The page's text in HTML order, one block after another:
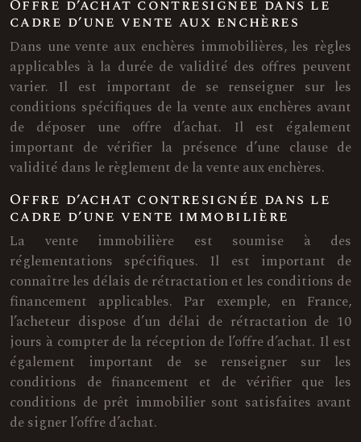
Offre d’achat contresignée dans le
cadre d’une vente aux enchères
Dans une vente aux enchères immobilières, les règles
applicables à la durée de validité des offres peuvent
varier. Il est important de se renseigner sur les
conditions spécifiques de la vente aux enchères avant
de déposer une offre d’achat. Il est également
important de vérifier la présence d’une clause de
validité dans le règlement de la vente aux enchères.
Offre d’achat contresignée dans le
cadre d’une vente immobilière
La vente immobilière est soumise à des
réglementations spécifiques. Il est important de
connaître les délais de rétractation et les conditions de
financement applicables. Par exemple, en France,
l’acheteur dispose d’un délai de rétractation de 10
jours à compter de la réception de l’offre d’achat. Il est
également important de se renseigner sur les
conditions de financement et de vérifier que les
conditions de prêt immobilier sont satisfaites avant
de signer l’offre d’achat.